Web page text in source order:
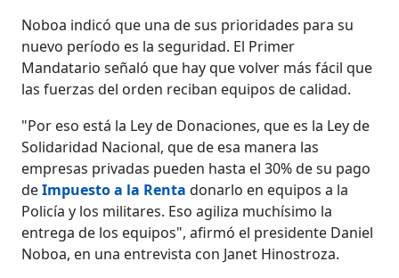
Noboa indicó que una de sus prioridades para su
nuevo período es la seguridad. El Primer
Mandatario señaló que hay que volver más fácil que
las fuerzas del orden reciban equipos de calidad.
"Por eso está la Ley de Donaciones, que es la Ley de
Solidaridad Nacional, que de esa manera las
empresas privadas pueden hasta el 30% de su pago
deImpuesto a la Renta donarlo en equipos a la
Policía y los militares. Eso agiliza muchísimo la
entrega de los equipos", afirmó el presidente Daniel
Noboa, en una entrevista con Janet Hinostroza.